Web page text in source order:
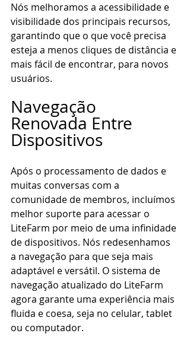
Nós melhoramos a acessibilidade e
visibilidade dos principais recursos,
garantindo que o que você precisa
esteja a menos cliques de distância e
mais fácil de encontrar, para novos
usuários.
Navegação
Renovada Entre
Dispositivos
Após o processamento de dados e
muitas conversas com a
comunidade de membros, incluímos
melhor suporte para acessar o
LiteFarm por meio de uma infinidade
de dispositivos. Nós redesenhamos
a navegação para que seja mais
adaptável e versátil. O sistema de
navegação atualizado do LiteFarm
agora garante uma experiência mais
fluida e coesa, seja no celular, tablet
ou computador.